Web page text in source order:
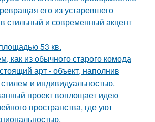
его из устаревшего
стильный и современный акцент
53 кв.
как из обычного старого комода
арт - объект, наполнив
и индивидуальностью.
проект воплощает идею
пространства, где уют